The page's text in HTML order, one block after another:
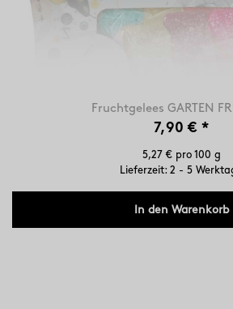
Fruchtgelees GARTEN
7,90 € *
5,27 € pro 100 g
Lieferzeit: 2 - 5
In den Warenkorb